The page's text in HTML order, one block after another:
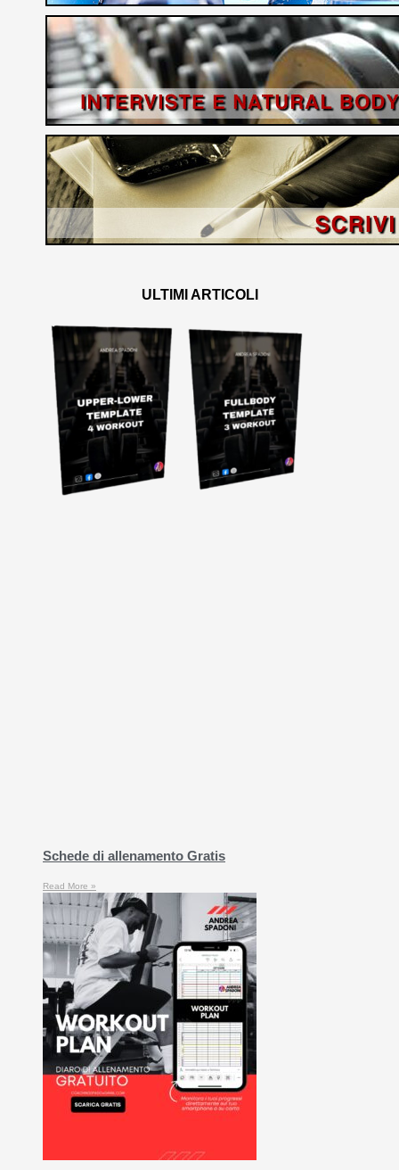
ULTIMI ARTICOLI
Schede di allenamento Gratis
Read More »